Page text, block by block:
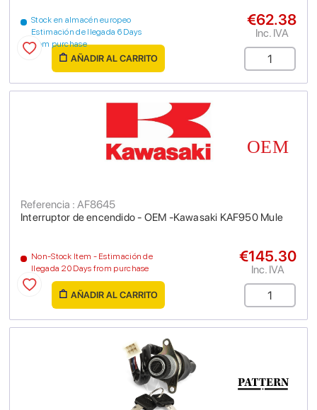
Stock en almacén europeo
Estimación de llegada 6 Days
from purchase
€62.38
Inc. IVA
AÑADIR AL CARRITO
Interruptor de encendido - OEM -Kawasaki KAF950 Mule
Referencia : AF8645
Non-Stock Item - Estimación de
llegada 20 Days from purchase
€145.30
Inc. IVA
AÑADIR AL CARRITO